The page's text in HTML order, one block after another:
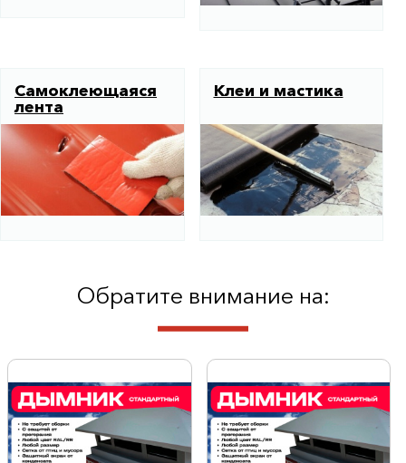
Самоклеющаяся
лента
Клеи и мастика
Обратите внимание на: